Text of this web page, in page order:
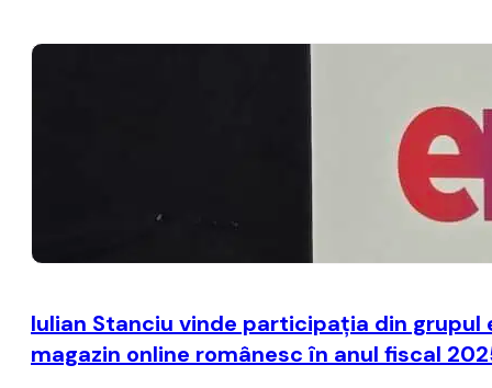
Iulian Stanciu vinde participația din
magazin online românesc în anul fiscal